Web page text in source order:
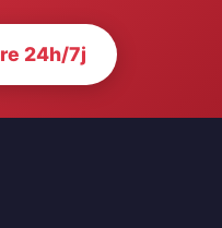
24h/7j